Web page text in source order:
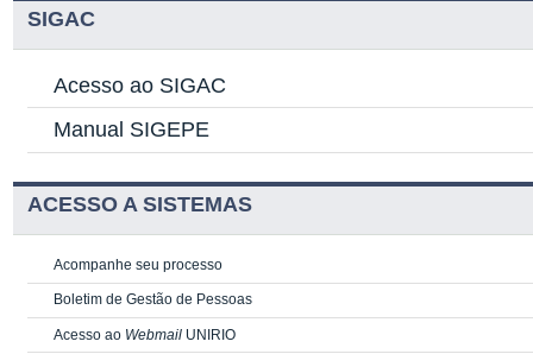
SIGAC
Acesso ao SIGAC
Manual SIGEPE
ACESSO A SISTEMAS
Acompanhe seu processo
Boletim de Gestão de Pessoas
Acesso ao Webmail UNIRIO